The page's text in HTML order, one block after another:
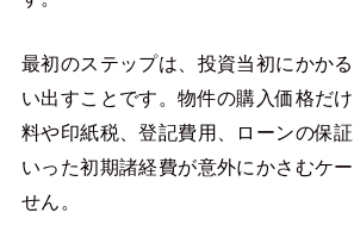
最初のステップは、投資当初にかか
い出すことです。物件の購入価格だ
料や印紙税、登記費用、ローンの保
いった初期諸経費が意外にかさむケ
せん。